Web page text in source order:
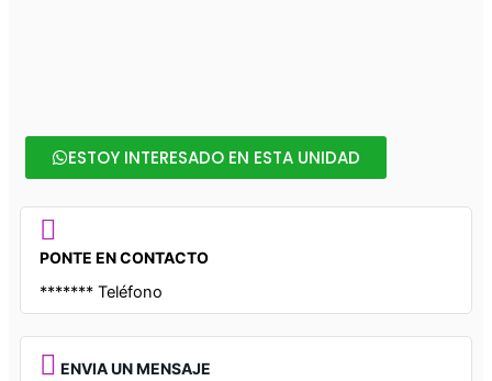
ESTOY INTERESADO EN ESTA UNIDAD
PONTE EN CONTACTO
******* Teléfono
ENVIA UN MENSAJE